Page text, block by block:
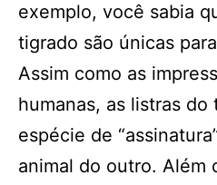
exemplo, você sabia
tigrado são únicas
Assim como as
humanas, as listras do
espécie de
animal do outro. Além